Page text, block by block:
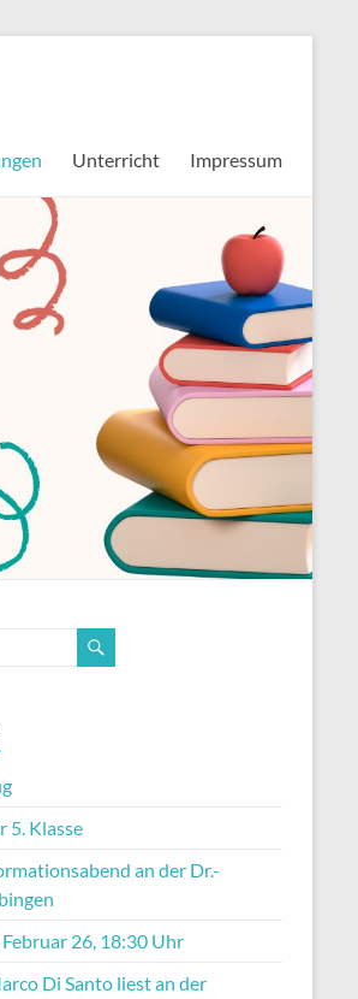
Unterricht Impressum
5. Klasse
an der Dr.-
26, 18:30 Uhr
Di Santo liest an der